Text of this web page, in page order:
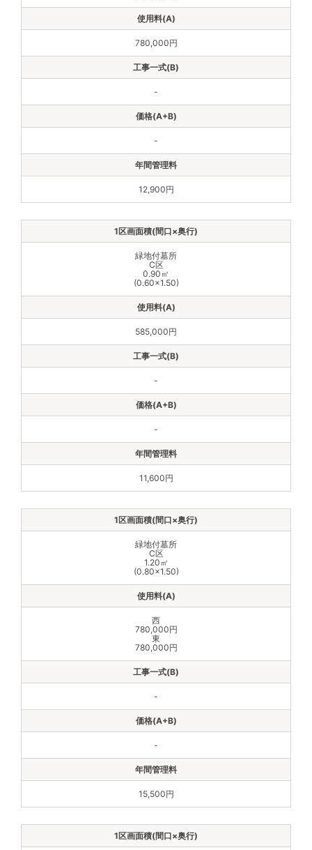
780,000円
-
-
12,900円
緑地付墓所
C区
0.90㎡
(0.60×1.50)
585,000円
-
-
11,600円
緑地付墓所
C区
1.20㎡
(0.80×1.50)
西
780,000円
東
780,000円
-
-
15,500円